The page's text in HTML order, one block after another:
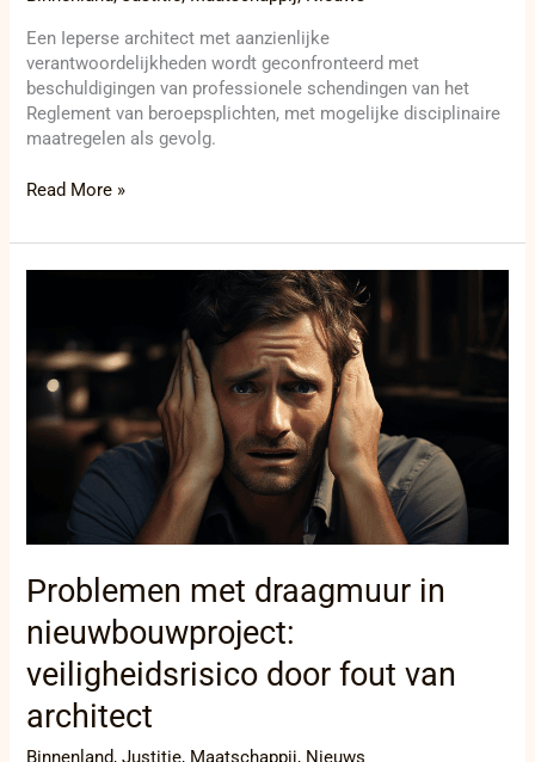
Een Ieperse architect met aanzienlijke
verantwoordelijkheden wordt geconfronteerd met
beschuldigingen van professionele schendingen van het
Reglement van beroepsplichten, met mogelijke disciplinaire
maatregelen als gevolg.
Read More »
Problemen met draagmuur in
nieuwbouwproject:
veiligheidsrisico door fout van
architect
Binnenland,Justitie, Maatschappij, Nieuws
in
nieuwbouwproject:
veiligheidsrisico
door
architect